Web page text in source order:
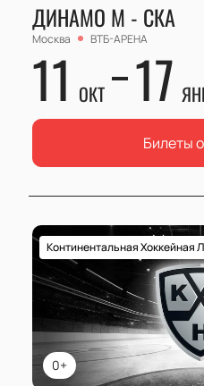
ДИНАМО М - СКА
Москва ВТБ-АРЕНА
11 ОКТ 17
Билеты
0+
Континентальная Хоккейная